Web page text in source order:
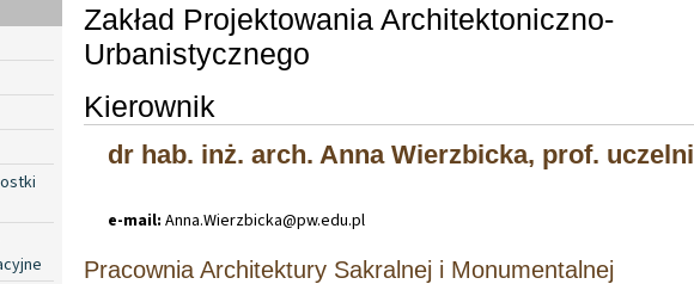
Zakład Projektowania Architektoniczno-
Urbanistycznego
Kierownik
dr hab. inż. arch. Anna Wierzbicka, prof. uczelni
e-mail: Anna.Wierzbicka@pw.edu.pl
Pracownia Architektury Sakralnej i Monumentalnej